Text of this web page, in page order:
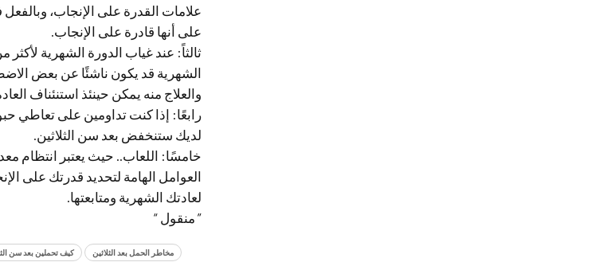
علامات القدرة على الإنجاب، وبالفعل
على أنها قادرة على الإنجاب.
ثالثاً: عند غياب الدورة الشهرية
الشهرية قد يكون ناشئًا عن بعض
والعلاج منه يمكن حينئذ استنئناف
رابعًا: إذا كنت تداومين على تعاطي
لديك ستنخفض بعد سن الثلاثين.
خامسًا: اللعاب.. حيث يعتبر انتظام
العوامل الهامة لتحديد قدرتك على
لعادتك الشهرية ومتابعتها.
” منقول “
كيف تحملين بعد سن مخاطر الحمل بعد الثلاثين